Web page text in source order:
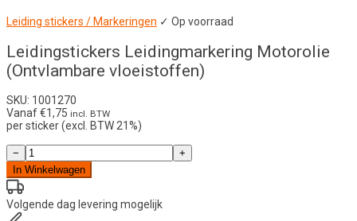
Leiding stickers / Markeringen ✓ Op voorraad
Leidingstickers Leidingmarkering Motorolie
(Ontvlambare vloeistoffen)
SKU: 1001270
Vanaf€1,75 incl. BTW
per sticker (excl. BTW 21%)
Leidingstickers
Leidingmarkering
Motorolie
(Ontvlambare
vloeistoffen)
aantal
−
+
In Winkelwagen
Volgende dag levering mogelijk